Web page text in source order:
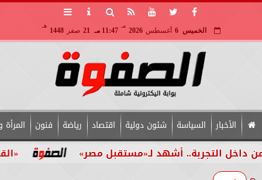
الخميس 6 أغسطس 2026
مـ
11:47 مـ 21 صفر 1448
هـ
الأخبار السياسة شئون دولية اقتصاد رياضة فنون
«القومي أشهد لـ«مستقبل مصر»